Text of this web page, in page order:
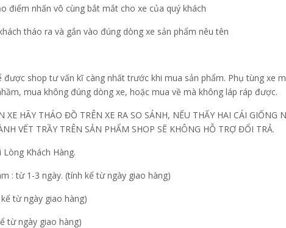
điểm nhấn vô cùng bắt mắt cho xe của quý khách
tháo ra và gắn vào đúng dòng xe sản phẩm nêu tên
shop tư vấn kĩ càng nhất trước khi mua sản phẩm. Phụ tùng xe
mua không đúng dòng xe, hoặc mua về mà không láp ráp được.
XE HÃY THÁO ĐỒ TRÊN XE RA SO SÁNH, NẾU THẤY HAI CÁI
VẾT TRẦY TRÊN SẢN PHẨM SHOP SẼ KHÔNG HỖ TRỢ ĐỔI TRẢ.
Khách Hàng.
: từ 1-3 ngày. (tính kể từ ngày giao hàng)
từ ngày giao hàng)
từ ngày giao hàng)